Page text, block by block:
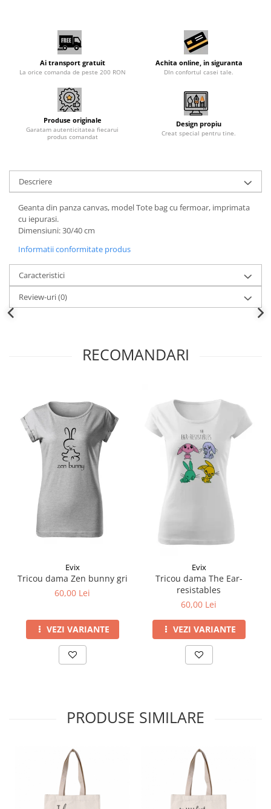
Ai transport gratuit
La orice comanda de peste 200 RON
Achita online, in siguranta
DIn confortul casei tale.
Produse originale
Garatam autenticitatea fiecarui
produs comandat
Design propiu
Creat special pentru tine.
Descriere
Geanta din panza canvas, model Tote bag cu fermoar, imprimata
cu iepurasi.
Dimensiuni: 30/40 cm
Informatii conformitate produs
Caracteristici
Review-uri(0)
RECOMANDARI
Evix
Tricou dama Zen bunny gri
60,00 Lei
VEZI VARIANTE
Evix
Tricou dama The Ear-
resistables
60,00 Lei
VEZI VARIANTE
PRODUSE SIMILARE